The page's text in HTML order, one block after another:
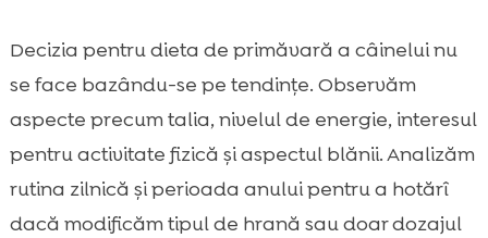
Decizia pentru dieta de primăvară a câinelui nu
se face bazându-se pe tendințe. Observăm
aspecte precum talia, nivelul de energie, interesul
pentru activitate fizică și aspectul blănii. Analizăm
rutina zilnică și perioada anului pentru a hotărî
dacă modificăm tipul de hrană sau doar dozajul